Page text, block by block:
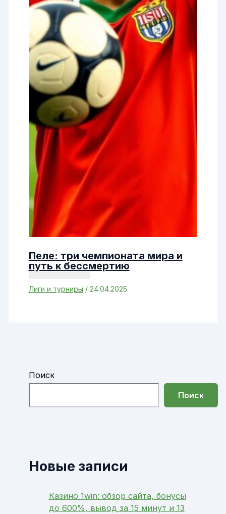
Пеле: три чемпионата мира и
путь к бессмертию
Лиги и турниры / 24.04.2025
Поиск
Поиск
Новые записи
Казино 1win: обзор сайта, бонусы
до 600%, вывод за 15 минут и 13